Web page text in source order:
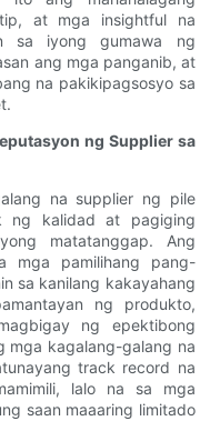
at mga insightful na
sa iyong gumawa ng
ang mga panganib, at
na pakikipagsosyo sa
ng Supplier sa
na supplier ng pile
ng kalidad at pagiging
matatanggap. Ang
mga pamilihang pang-
sa kanilang kakayahang
ng produkto,
ng epektibong
mga kagalang-galang na
track record na
lalo na sa mga
saan maaaring limitado